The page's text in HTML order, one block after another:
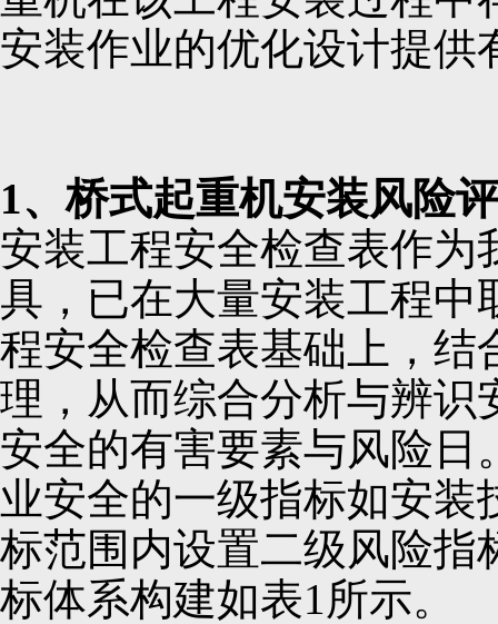
安装作业的优化设计提供
1、桥式起重机安装风险
安装工程安全检查表作为
具，已在大量安装工程中
程安全检查表基础上，结
理，从而综合分析与辨识
安全的有害要素与风险日
业安全的一级指标如安
标范围内设置二级风险指
标体系构建如表1所示。